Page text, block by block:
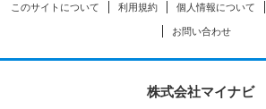
このサイトについて 利用規約 個人情報について
お問い合わせ
株式会社マイナビ